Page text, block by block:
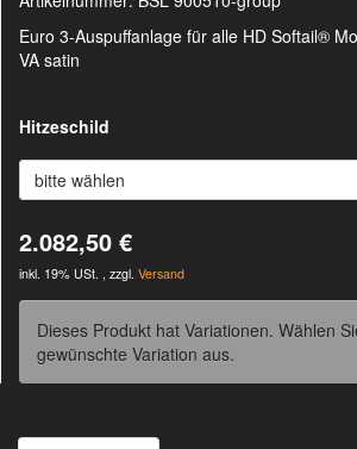
Euro 3-Auspuffanlage für alle HD Softail®
VA satin
Hitzeschild
bitte wählen
2.082,50 €
inkl. 19% USt. , zzgl. Versand
Dieses Produkt hat Variationen. Wählen
gewünschte Variation aus.